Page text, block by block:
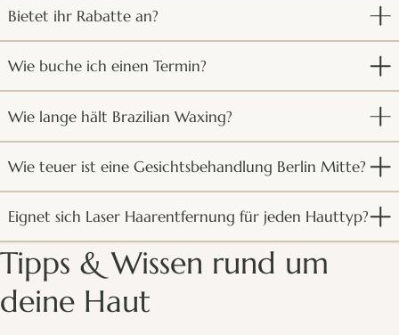
Bietet ihr Rabatte an?
Wie buche ich einen Termin?
Wie lange hält Brazilian Waxing?
Wie teuer ist eine Gesichtsbehandlung Berlin Mitte?
Eignet sich Laser Haarentfernung für jeden Hauttyp?
Tipps & Wissen rund um
deine Haut